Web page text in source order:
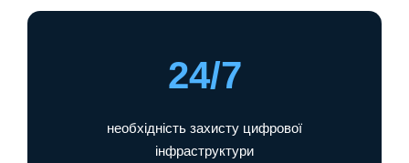
24/7
необхідність захисту цифрової
інфраструктури